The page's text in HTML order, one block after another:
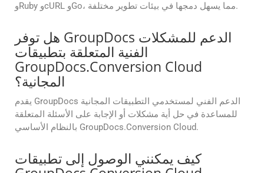
وRuby وcURL وGo، مما يسهل دمجها في بيئات تطوير مختلفة.
هل توفر GroupDocs الدعم للمشكلات
الفنية المتعلقة بتطبيقات
GroupDocs.Conversion Cloud
المجانية؟
يقدم GroupDocs الدعم الفني لمستخدمي التطبيقات المجانية
للمساعدة في حل أية مشكلات أو الإجابة على الأسئلة المتعلقة
بالنظام الأساسي GroupDocs.Conversion Cloud.
كيف يمكنني الوصول إلى تطبيقات